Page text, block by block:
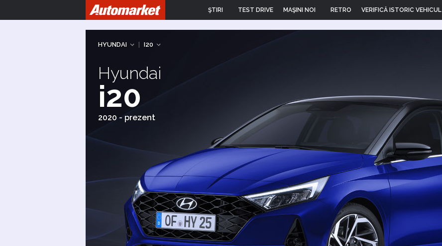
ŞTIRI TEST DRIVE MAŞINI NOI RETRO VERIFICĂ ISTORIC VEHICUL
HYUNDAI I20
Hyundai
i20
2020 - prezent